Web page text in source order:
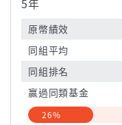
5年
原幣績效
同組平均
同組排名
贏過同類基金
26%